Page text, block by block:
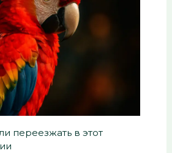
переезжать в этот